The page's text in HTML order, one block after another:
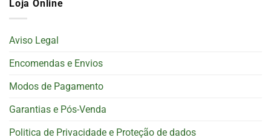
Loja Online
Aviso Legal
Encomendas e Envios
Modos de Pagamento
Garantias e Pós-Venda
Politica de Privacidade e Proteção de dados